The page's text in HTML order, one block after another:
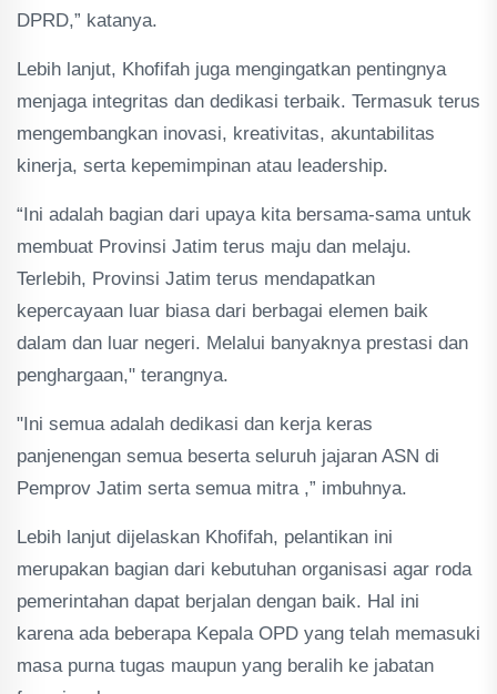
DPRD,” katanya.
Lebih lanjut, Khofifah juga mengingatkan pentingnya
menjaga integritas dan dedikasi terbaik. Termasuk terus
mengembangkan inovasi, kreativitas, akuntabilitas
kinerja, serta kepemimpinan atau leadership.
“Ini adalah bagian dari upaya kita bersama-sama untuk
membuat Provinsi Jatim terus maju dan melaju.
Terlebih, Provinsi Jatim terus mendapatkan
kepercayaan luar biasa dari berbagai elemen baik
dalam dan luar negeri. Melalui banyaknya prestasi dan
penghargaan," terangnya.
"Ini semua adalah dedikasi dan kerja keras
panjenengan semua beserta seluruh jajaran ASN di
Pemprov Jatim serta semua mitra ,” imbuhnya.
Lebih lanjut dijelaskan Khofifah, pelantikan ini
merupakan bagian dari kebutuhan organisasi agar roda
pemerintahan dapat berjalan dengan baik. Hal ini
karena ada beberapa Kepala OPD yang telah memasuki
masa purna tugas maupun yang beralih ke jabatan